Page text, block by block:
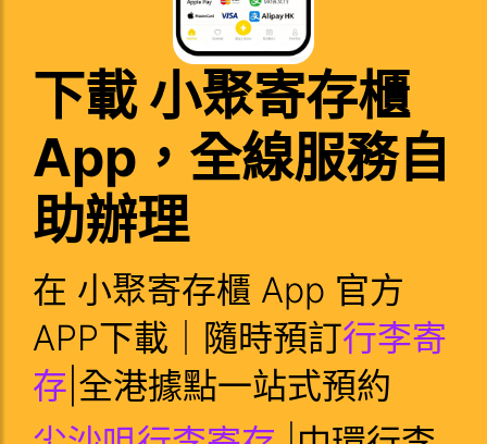
下載 小聚寄存櫃
App，全線服務自
助辦理
在 小聚寄存櫃 App 官方
APP下載｜隨時預訂行李寄
存 |全港據點一站式預約